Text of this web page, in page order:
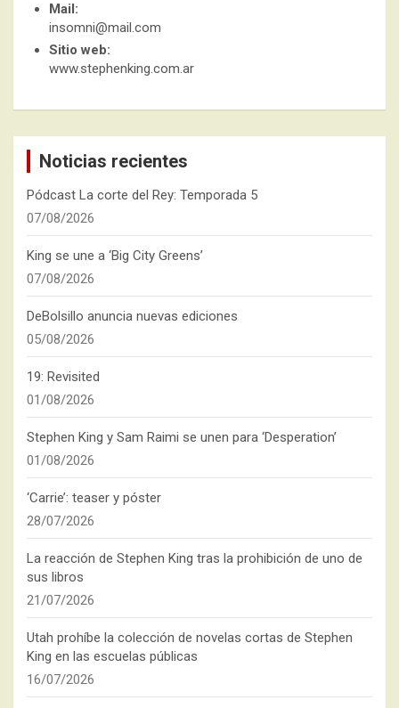
Mail:
insomni@mail.com
Sitio web:
www.stephenking.com.ar
Noticias recientes
Pódcast La corte del Rey: Temporada 5
07/08/2026
King se une a ‘Big City Greens’
07/08/2026
DeBolsillo anuncia nuevas ediciones
05/08/2026
19: Revisited
01/08/2026
Stephen King y Sam Raimi se unen para ‘Desperation’
01/08/2026
‘Carrie’: teaser y póster
28/07/2026
La reacción de Stephen King tras la prohibición de uno de
sus libros
21/07/2026
Utah prohíbe la colección de novelas cortas de Stephen
King en las escuelas públicas
16/07/2026